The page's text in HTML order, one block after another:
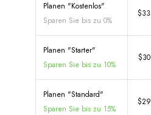
Planen "Kostenlos"
Sparen Sie bis zu 0%
$33
Planen "Starter"
Sparen Sie bis zu 10%
$30
Planen "Standard"
Sparen Sie bis zu 15%
$29